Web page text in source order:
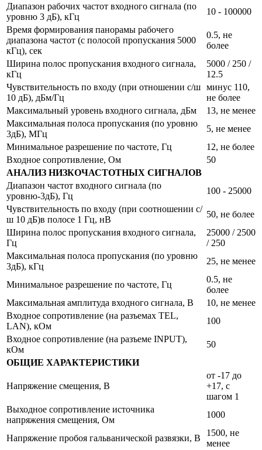
Диапазон рабочих частот входного сигнала (по
уровню 3 дБ), кГц
10 - 100000
Время формирования панорамы рабочего
диапазона частот (с полосой пропускания 5000
кГц), сек
0.5, не
более
Ширина полос пропускания входного сигнала,
кГц
5000 / 250 /
12.5
Чувствительность по входу (при отношении с/ш
10 дБ), дБм/Гц
минус 110,
не более
Максимальный уровень входного сигнала, дБм
13, не менее
Максимальная полоса пропускания (по уровню
3дБ), МГц
5, не менее
Минимальное разрешение по частоте, Гц
12, не более
Входное сопротивление, Ом
50
АНАЛИЗ НИЗКОЧАСТОТНЫХ СИГНАЛОВ
Диапазон частот входного сигнала (по
уровню-3дБ), Гц
100 - 25000
Чувствительность по входу (при соотношении с/
ш 10 дБ)в полосе 1 Гц, нВ
50, не более
Ширина полос пропускания входного сигнала,
Гц
25000 / 2500
/ 250
Максимальная полоса пропускания (по уровню
3дБ), кГц
25, не менее
Минимальное разрешение по частоте, Гц
0.5, не
более
Максимальная амплитуда входного сигнала, В
10, не менее
Входное сопротивление (на разъемах TEL,
LAN), кОм
100
Входное сопротивление (на разъеме INPUT),
кОм
50
ОБЩИЕ ХАРАКТЕРИСТИКИ
Напряжение смещения, В
от -17 до
+17, с
шагом 1
Выходное сопротивление источника
напряжения смещения, Ом
1000
Напряжение пробоя гальванической развязки, В
1500, не
менее